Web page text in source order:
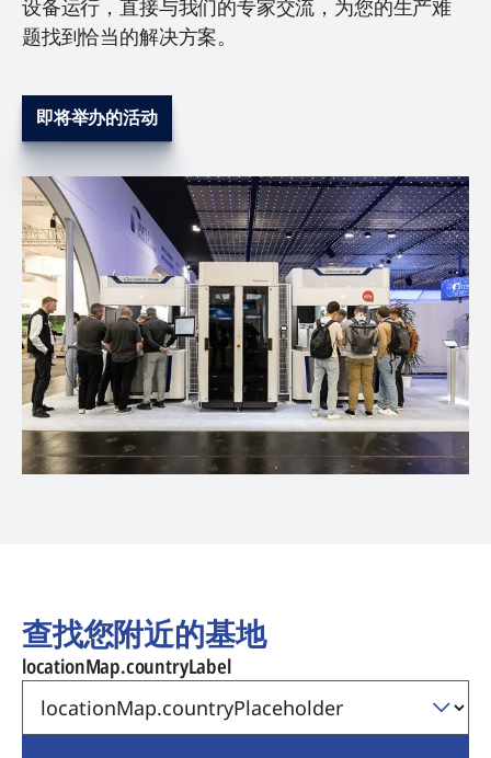
设备运行，直接与我们的专家交流，为您的生产难
题找到恰当的解决方案。
即将举办的活动
查找您附近的基地
locationMap.countryLabel